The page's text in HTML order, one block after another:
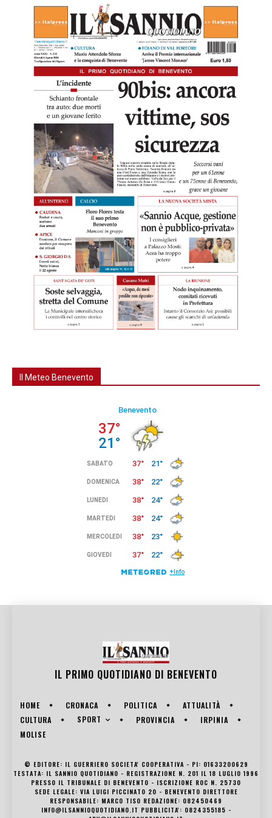
Il Meteo Benevento
IL PRIMO QUOTIDIANO DI BENEVENTO
HOME CRONACA POLITICA
ATTUALITÀ
CULTURA
SPORT PROVINCIA
IRPINIA
MOLISE
© EDITORE: IL GUERRIERO SOCIETA' COOPERATIVA - PI: 01633200629
TESTATA: IL SANNIO QUOTIDIANO - REGISTRAZIONE N. 201 IL 18 LUGLIO 1996
PRESSO IL TRIBUNALE DI BENEVENTO - ISCRIZIONE ROC N. 25730
SEDE LEGALE: VIA LUIGI PICCINATO 20 - BENEVENTO DIRETTORE
RESPONSABILE: MARCO TISO REDAZIONE: 082450469
INFO@ILSANNIOQUOTIDIANO.IT PUBBLICITA': 0824355185 -